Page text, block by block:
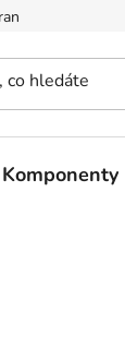
osobních údajů
Komponenty